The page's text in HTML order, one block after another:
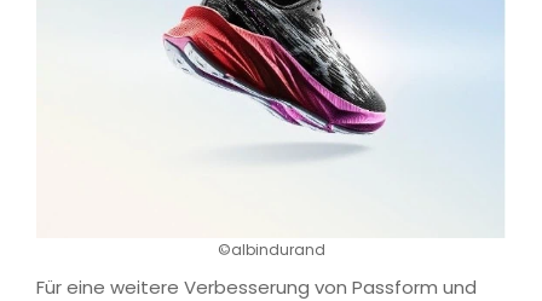
©albindurand
Für eine weitere Verbesserung von Passform und